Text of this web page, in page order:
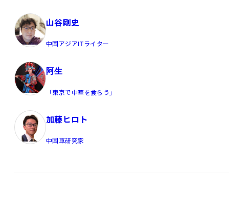
山谷剛史
中国アジアITライター
阿生
「東京で中華を食らう」
加藤ヒロト
中国車研究家